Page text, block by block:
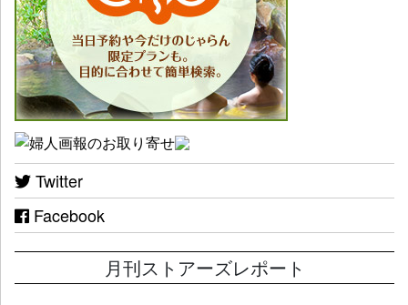
Twitter
Facebook
月刊ストアーズレポート